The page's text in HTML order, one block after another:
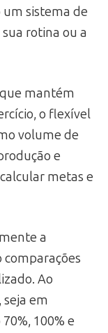
sistema de
rotina ou a
mantém
o flexível
volume de
e
metas e
a
Ao
em
100% e